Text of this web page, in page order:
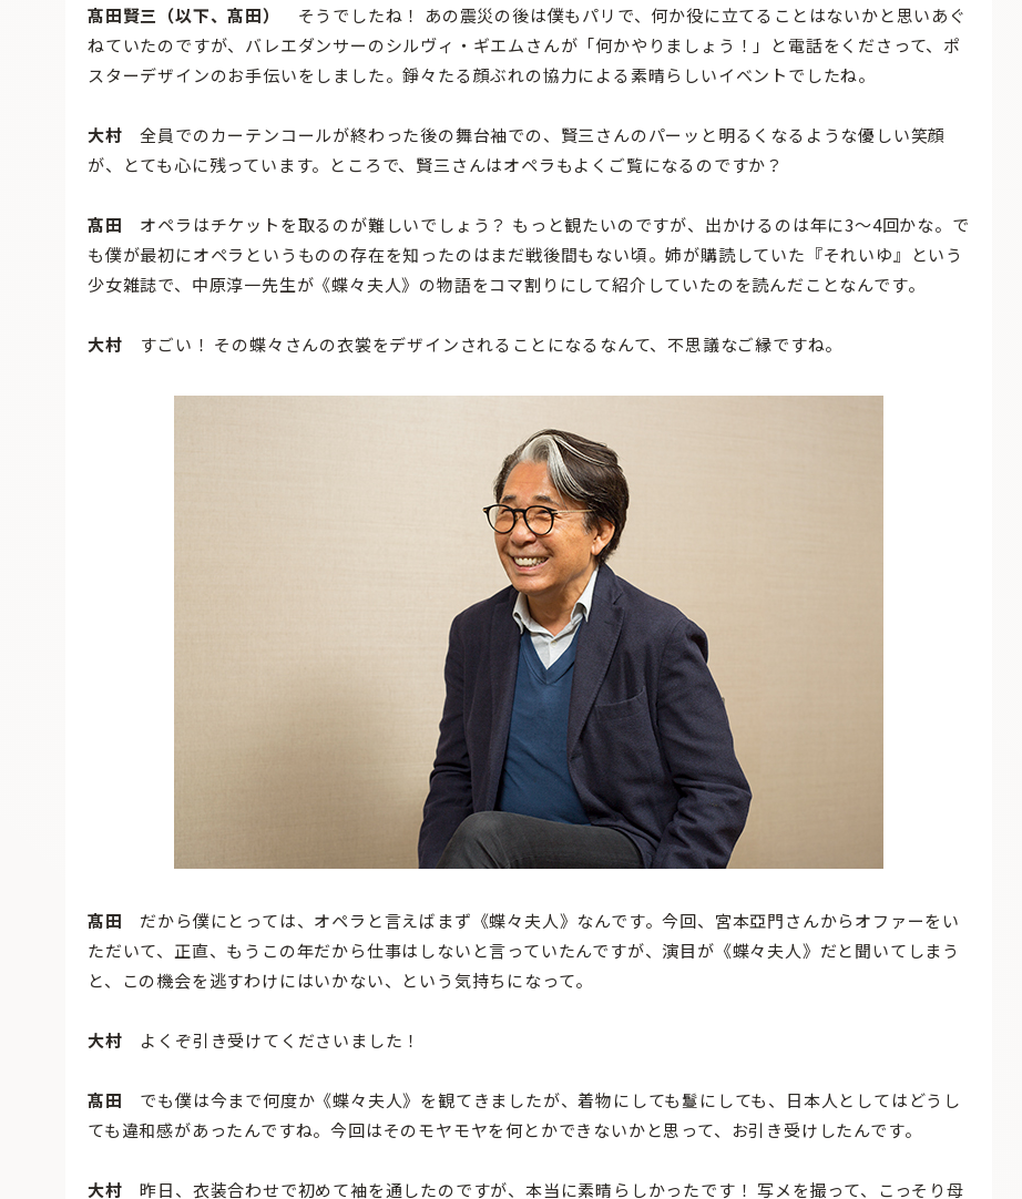
髙田賢三（以下、髙田）
そうでしたね！ あの震災の後は僕もパリで、何か役に立てることはないかと思いあぐ
ねていたのですが、バレエダンサーのシルヴィ・ギエムさんが「何かやりましょう！」と電話をくださって、ポ
スターデザインのお手伝いをしました。錚々たる顔ぶれの協力による素晴らしいイベントでしたね。
大村 全員でのカーテンコールが終わった後の舞台袖での、賢三さんのパーッと明るくなるような優しい笑顔
が、とても心に残っています。ところで、賢三さんはオペラもよくご覧になるのですか？
髙田 オペラはチケットを取るのが難しいでしょう？ もっと観たいのですが、出かけるのは年に3〜4回かな。で
も僕が最初にオペラというものの存在を知ったのはまだ戦後間もない頃。姉が購読していた『それいゆ』という
少女雑誌で、中原淳一先生が《蝶々夫人》の物語をコマ割りにして紹介していたのを読んだことなんです。
大村 すごい！ その蝶々さんの衣裳をデザインされることになるなんて、不思議なご縁ですね。
髙田 だから僕にとっては、オペラと言えばまず《蝶々夫人》なんです。今回、宮本亞門さんからオファーをい
ただいて、正直、もうこの年だから仕事はしないと言っていたんですが、演目が《蝶々夫人》だと聞いてしまう
と、この機会を逃すわけにはいかない、という気持ちになって。
大村 よくぞ引き受けてくださいました！
髙田 でも僕は今まで何度か《蝶々夫人》を観てきましたが、着物にしても鬘にしても、日本人としてはどうし
ても違和感があったんですね。今回はそのモヤモヤを何とかできないかと思って、お引き受けしたんです。
大村 昨日、衣装合わせで初めて袖を通したのですが、本当に素晴らしかったです！ 写メを撮って、こっそり母